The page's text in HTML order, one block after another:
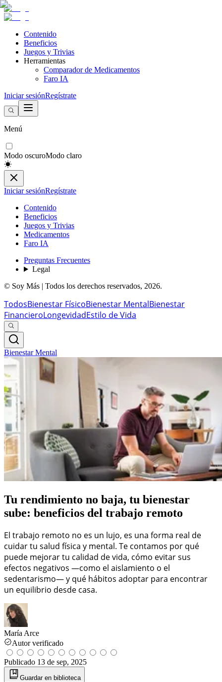
Contenido
Beneficios
Juegos y Trivias
Herramientas
Comparador de Medicamentos
Faro IA
Iniciar sesiónRegístrate
Menú
Modo oscuroModo claro
Iniciar sesiónRegístrate
Contenido
Beneficios
Juegos y Trivias
Medicamentos
Faro IA
Preguntas Frecuentes
Legal
© Soy Más | Todos los derechos reservados, 2026.
TodosBienestar FísicoBienestar MentalBienestar
FinancieroLongevidadEstilo de Vida
Bienestar Mental
Tu rendimiento no baja, tu bienestar
sube: beneficios del trabajo remoto
El trabajo remoto no es un lujo, es una forma real de
cuidar tu salud física y mental. Te contamos por qué
puede mejorar tu calidad de vida, cómo evitar sus
efectos negativos —como el aislamiento o el
sedentarismo— y qué hábitos adoptar para encontrar
un equilibrio desde casa.
María Arce
Autor verificado
Publicado 13 de sep, 2025
Guardar en biblioteca